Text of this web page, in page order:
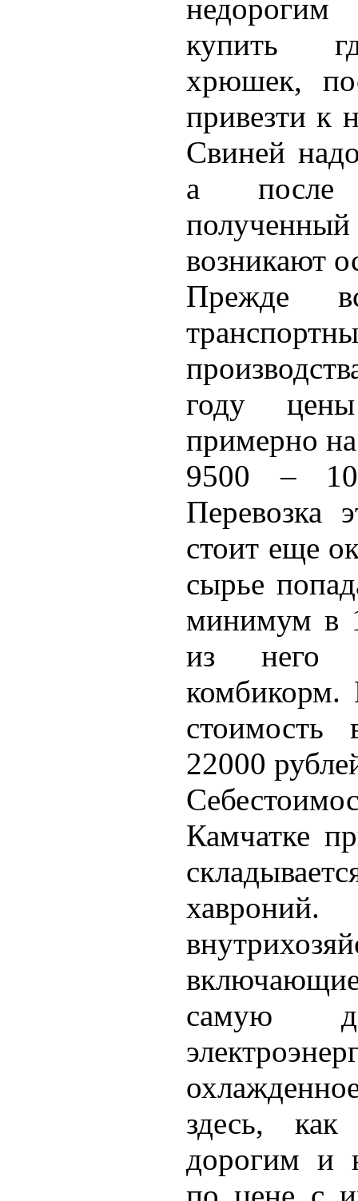
купить
хрюшек,
привезти к
Свиней
а после
возникают
Прежде
году
примерно
9500 –
Перевозка
стоит еще
сырье
минимум в
из него
комбикорм.
22000
Камчатке
самую
здесь,
дорогим и